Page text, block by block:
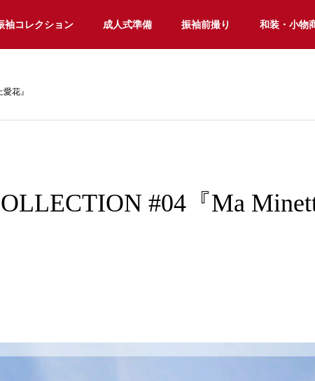
袖コレクション 成人式準備 振袖前撮り 和装・小物
花』
#04『Ma